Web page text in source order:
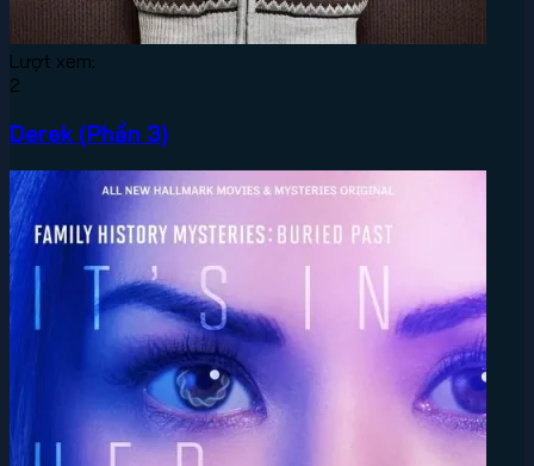
Lượt xem:
2
Derek (Phần 3)